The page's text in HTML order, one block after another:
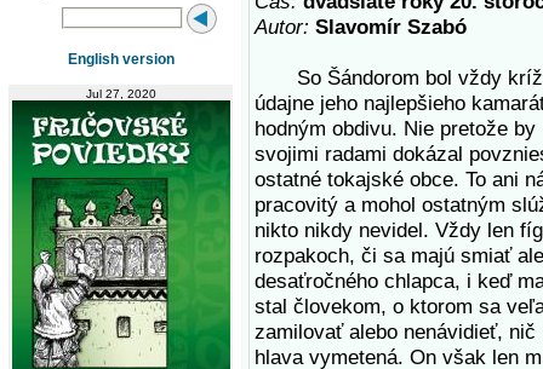
English version
Jul 27, 2020
Autor: Slavomír Szabó
So Šándorom bol vždy
údajne jeho najlepšieho
hodným obdivu. Nie pretože
svojimi radami dokázal
ostatné tokajské obce. To ani
pracovitý a mohol ostatným
nikto nikdy nevidel. Vždy len
rozpakoch, či sa majú smiať
desaťročného chlapca, i keď
stal človekom, o ktorom sa
zamilovať alebo nenávidieť,
hlava vymetená. On však len